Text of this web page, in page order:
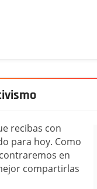
recibas con
para hoy. Como
en
compartirlas